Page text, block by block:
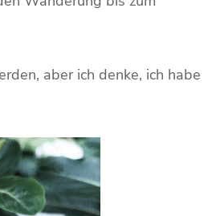
aber ich denke, ich habe